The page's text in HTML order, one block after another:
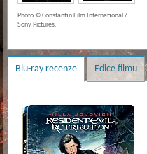
Photo © Constantin Film International /
Sony Pictures.
Blu-ray recenze Edice filmu